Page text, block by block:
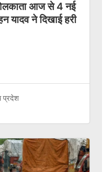
आज से 4 नई
यादव ने दिखाई हरी
प्रदेश